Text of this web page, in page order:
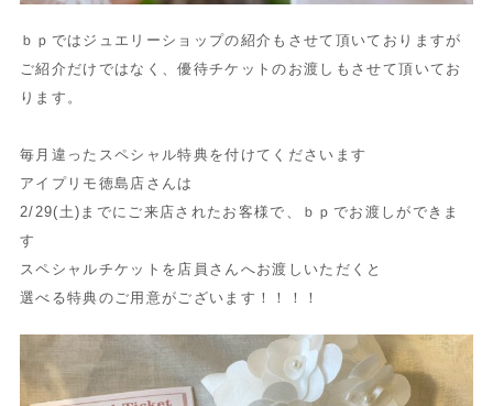
ｂｐではジュエリーショップの紹介もさせて頂いておりますが
ご紹介だけではなく、優待チケットのお渡しもさせて頂いてお
ります。
毎月違ったスペシャル特典を付けてくださいます
アイプリモ徳島店さんは
2/29(土)までにご来店されたお客様で、ｂｐでお渡しができま
す
スペシャルチケットを店員さんへお渡しいただくと
選べる特典のご用意がございます！！！！